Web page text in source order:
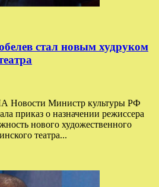
стал новым худруком
Новости Министр культуры РФ
приказ о назначении режиссера
нового художественного
театра...